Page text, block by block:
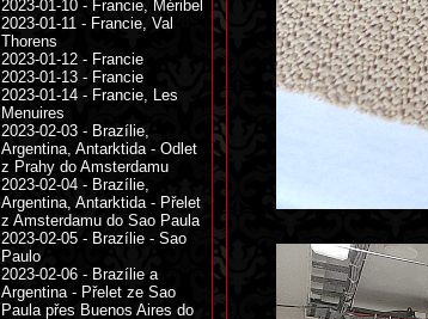
2023-01-10 - Francie, Méribel
2023-01-11 - Francie, Val
Thorens
2023-01-12 - Francie
2023-01-13 - Francie
2023-01-14 - Francie, Les
Menuires
2023-02-03 - Brazílie,
Argentina, Antarktida - Odlet
z Prahy do Amsterdamu
2023-02-04 - Brazílie,
Argentina, Antarktida - Přelet
z Amsterdamu do Sao Paula
2023-02-05 - Brazílie - Sao
Paulo
2023-02-06 - Brazílie a
Argentina - Přelet ze Sao
Paula přes Buenos Aires do